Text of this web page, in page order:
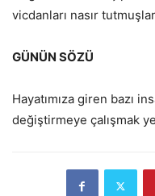
vicdanları nasır
GÜNÜN SÖZÜ
Hayatımıza giren bazı
değiştirmeye çalışmak